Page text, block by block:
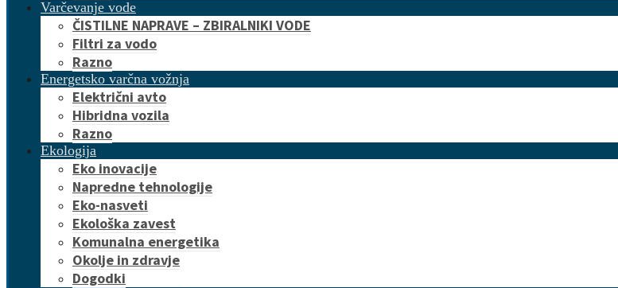
Varčevanje vode
ČISTILNE NAPRAVE – ZBIRALNIKI VODE
Filtri za vodo
Razno
Energetsko varčna vožnja
Električni avto
Hibridna vozila
Razno
Ekologija
Eko inovacije
Napredne tehnologije
Eko-nasveti
Ekološka zavest
Komunalna energetika
Okolje in zdravje
Dogodki